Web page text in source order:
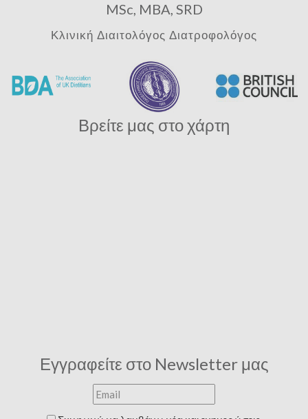
MSc, MBA, SRD
Κλινική Διαιτολόγος Διατροφολόγος
Βρείτε μας στο χάρτη
Εγγραφείτε στο Newsletter μας